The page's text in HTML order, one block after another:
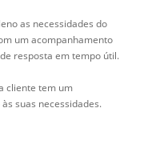
as necessidades do
um acompanhamento
resposta em tempo útil.
cliente tem um
suas necessidades.